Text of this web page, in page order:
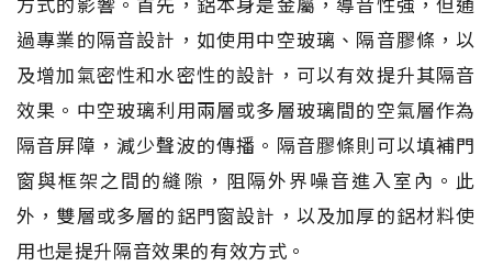
過專業的隔音設計，如使用中空玻璃、隔音膠條，以
及增加氣密性和水密性的設計，可以有效提升其隔音
效果。中空玻璃利用兩層或多層玻璃間的空氣層作為
隔音屏障，減少聲波的傳播。隔音膠條則可以填補門
窗與框架之間的縫隙，阻隔外界噪音進入室內。此
外，雙層或多層的鋁門窗設計，以及加厚的鋁材料使
用也是提升隔音效果的有效方式。